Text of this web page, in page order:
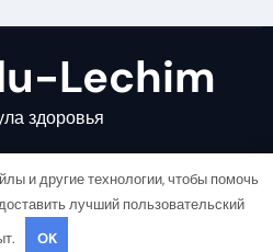
Lechim
здоровья
|
и другие технологии, чтобы помочь
лучший пользовательский
OK